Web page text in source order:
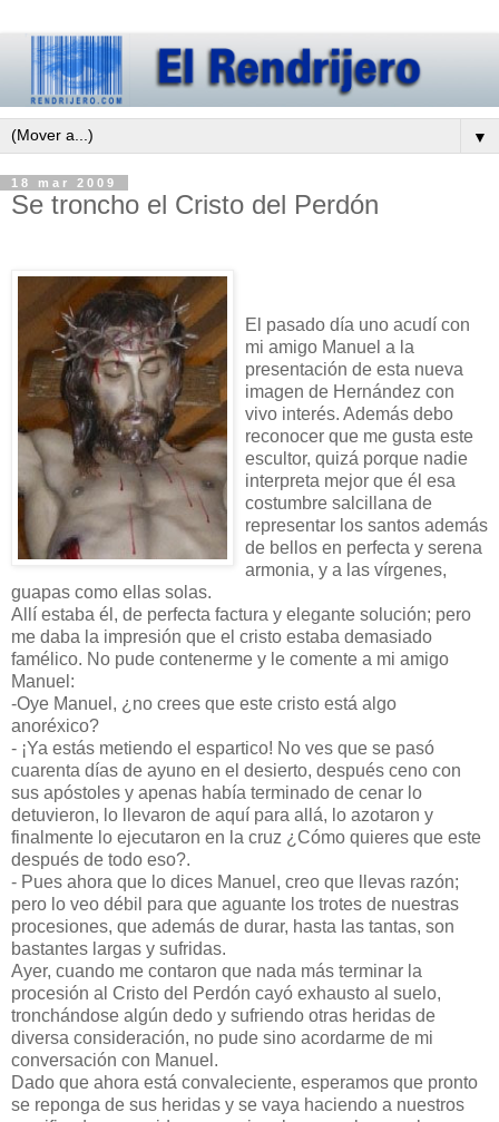
▼
18 mar 2009
Se troncho el Cristo del Perdón
El pasado día uno acudí con
mi amigo Manuel a la
presentación de esta nueva
imagen de Hernández con
vivo interés. Además debo
reconocer que me gusta este
escultor, quizá porque nadie
interpreta mejor que él esa
costumbre salcillana de
representar los santos además
de bellos en perfecta y serena
armonia, y a las vírgenes,
guapas como ellas solas.
Allí estaba él, de perfecta factura y elegante solución; pero
me daba la impresión que el cristo estaba demasiado
famélico. No pude contenerme y le comente a mi amigo
Manuel:
-Oye Manuel, ¿no crees que este cristo está algo
anoréxico?
- ¡Ya estás metiendo el espartico! No ves que se pasó
cuarenta días de ayuno en el desierto, después ceno con
sus apóstoles y apenas había terminado de cenar lo
detuvieron, lo llevaron de aquí para allá, lo azotaron y
finalmente lo ejecutaron en la cruz ¿Cómo quieres que este
después de todo eso?.
- Pues ahora que lo dices Manuel, creo que llevas razón;
pero lo veo débil para que aguante los trotes de nuestras
procesiones, que además de durar, hasta las tantas, son
bastantes largas y sufridas.
Ayer, cuando me contaron que nada más terminar la
procesión al Cristo del Perdón cayó exhausto al suelo,
tronchándose algún dedo y sufriendo otras heridas de
diversa consideración, no pude sino acordarme de mi
conversación con Manuel.
Dado que ahora está convaleciente, esperamos que pronto
se reponga de sus heridas y se vaya haciendo a nuestros